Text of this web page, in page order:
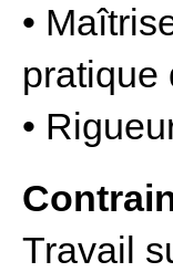
•
pratique
•
Travail